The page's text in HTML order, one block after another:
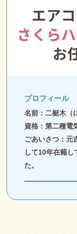
プロフィール
名前：二梃木（
資格：第二種電
ごあいさつ：元
して10年在籍し
た。